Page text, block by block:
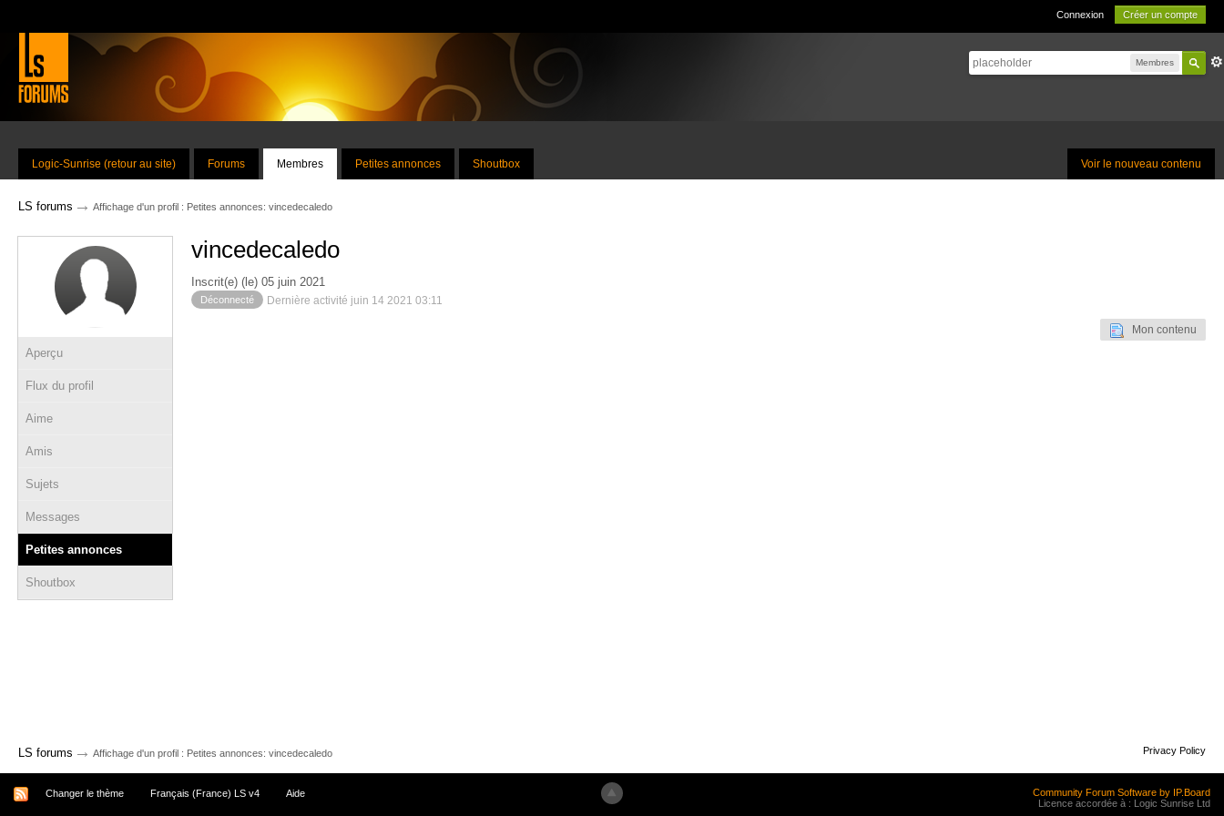
Connexion Créer un compte
Membres
Voir le nouveau contenu
Logic-Sunrise (retour au site) Forums Membres Petites annonces Shoutbox
LS forums → Affichage d'un profil : Petites annonces: vincedecaledo
Aperçu
Flux du profil
Aime
Amis
Sujets
Messages
Petites annonces
Shoutbox
vincedecaledo
Inscrit(e) (le) 05 juin 2021
Déconnecté Dernière activité juin 14 2021 03:11
Mon contenu
LS forums → Affichage d'un profil : Petites annonces: vincedecaledo Privacy Policy
Changer le thème Français (France) LS v4 Aide
Community Forum Software by IP.Board
Licence accordée à : Logic Sunrise Ltd